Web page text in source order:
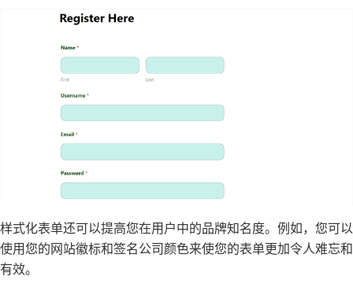
样式化表单还可以提高您在用户中的品牌知名度。例如，您可以
使用您的网站徽标和签名公司颜色来使您的表单更加令人难忘和
有效。